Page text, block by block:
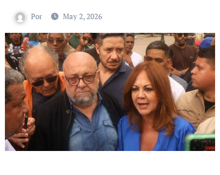
Por May 2, 2026